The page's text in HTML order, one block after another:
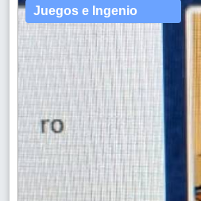
Juegos e Ingenio